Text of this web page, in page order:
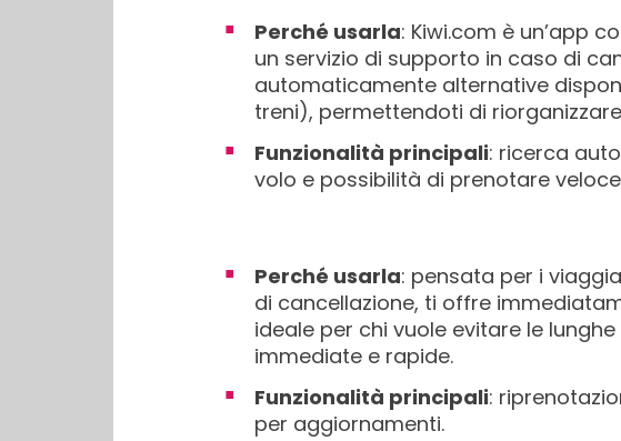
Perché usarla: Kiwi.com è un’app
un servizio di supporto in caso di
automaticamente alternative
treni), permettendoti di
Funzionalità principali: ricerca
volo e possibilità di prenotare
Perché usarla: pensata per i
di cancellazione, ti offre
ideale per chi vuole evitare le
immediate e rapide.
Funzionalità principali:
per aggiornamenti.